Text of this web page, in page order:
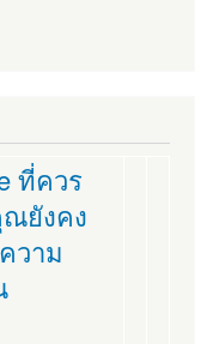
ที่ควร
ยังคง
วาม